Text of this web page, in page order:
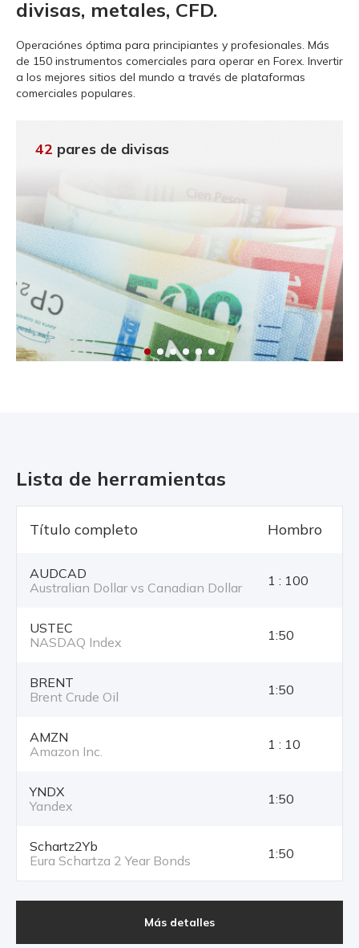
divisas, metales, CFD.
Operaciónes óptima para principiantes y profesionales. Más
de 150 instrumentos comerciales para operar en Forex. Invertir
a los mejores sitios del mundo a través de plataformas
comerciales populares.
42 pares de divisas
Lista de herramientas
Título completo Hombro
AUDCAD
Australian Dollar vs Canadian Dollar
1 : 100
USTEC
NASDAQ Index
1:50
BRENT
Brent Crude Oil
1:50
AMZN
Amazon Inc.
1 : 10
YNDX
Yandex
1:50
Schartz2Yb
Eura Schartza 2 Year Bonds
1:50
Más detalles